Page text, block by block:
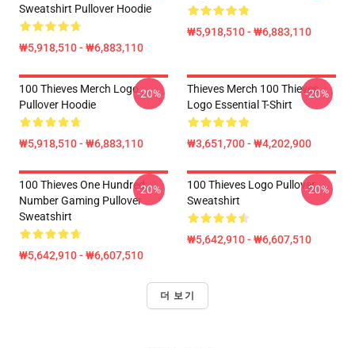
Sweatshirt Pullover Hoodie
₩5,918,510 - ₩6,883,110
₩5,918,510 - ₩6,883,110
100 Thieves Merch Logo
Pullover Hoodie
₩5,918,510 - ₩6,883,110
-20%
Thieves Merch 100 Thieves
Logo Essential T-Shirt
₩3,651,700 - ₩4,202,900
-20%
100 Thieves One Hundred
Number Gaming Pullover
Sweatshirt
₩5,642,910 - ₩6,607,510
-20%
100 Thieves Logo Pullover
Sweatshirt
₩5,642,910 - ₩6,607,510
-20%
더 보기